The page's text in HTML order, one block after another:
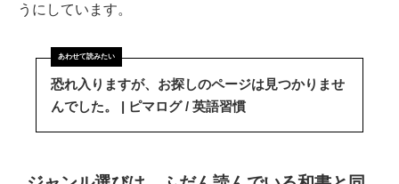
うにしています。
恐れ入りますが、お探しのページは見つかりませ
んでした。 | ピマログ / 英語習慣